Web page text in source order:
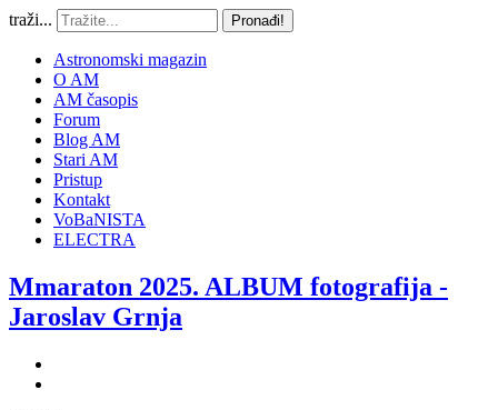
traži... Pronađi!
Astronomski magazin
O AM
AM časopis
Forum
Blog AM
Stari AM
Pristup
Kontakt
VoBaNISTA
ELECTRA
Mmaraton 2025. ALBUM fotografija -
Jaroslav Grnja